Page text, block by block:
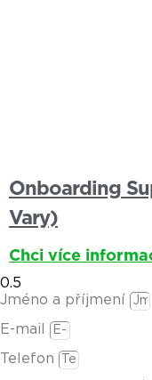
Onboarding
Vary)
Chci více
Jméno a příjmení
E-mail
Telefon